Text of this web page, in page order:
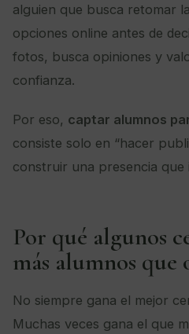
alguien que busca retomar
opciones online antes de
fotos, busca opiniones y
confianza.
Por eso, captar alumnos
consiste solo en “hacer
construir una presencia que
Por qué algunos
más alumnos que
No siempre gana el mejor
Muchas veces gana el que